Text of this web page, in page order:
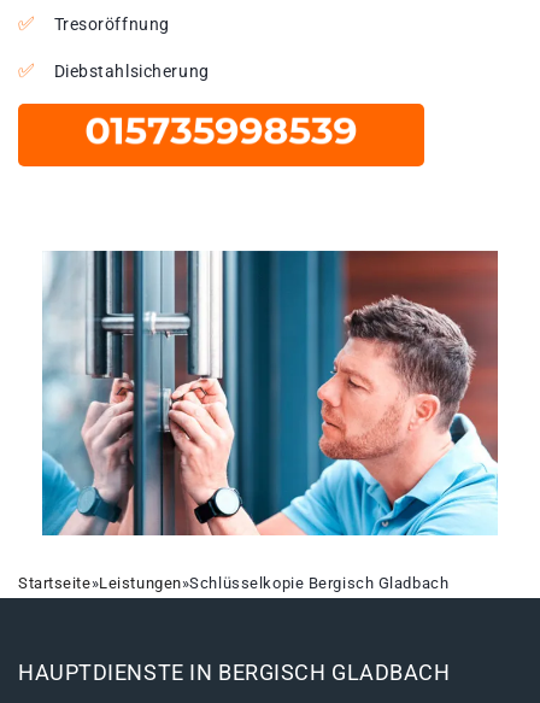
Tresoröffnung
Diebstahlsicherung
Startseite»Leistungen»Schlüsselkopie Bergisch Gladbach
HAUPTDIENSTE IN BERGISCH GLADBACH